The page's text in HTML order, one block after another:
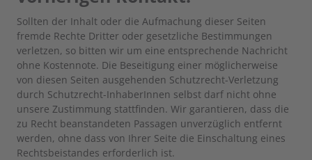
Sollten der Inhalt oder die Aufmachung dieser Seiten
fremde Rechte Dritter oder gesetzliche Bestimmungen
verletzen, so bitten wir um eine entsprechende Nachricht
ohne Kostennote. Die Beseitigung einer möglicherweise
von diesen Seiten ausgehenden Schutzrecht-Verletzung
durch Schutzrecht-InhaberInnen selbst darf nicht ohne
unsere Zustimmung stattfinden. Wir garantieren, dass die
zu Recht beanstandeten Passagen unverzüglich entfernt
werden, ohne dass von Ihrer Seite die Einschaltung eines
Rechtsbeistandes erforderlich ist.